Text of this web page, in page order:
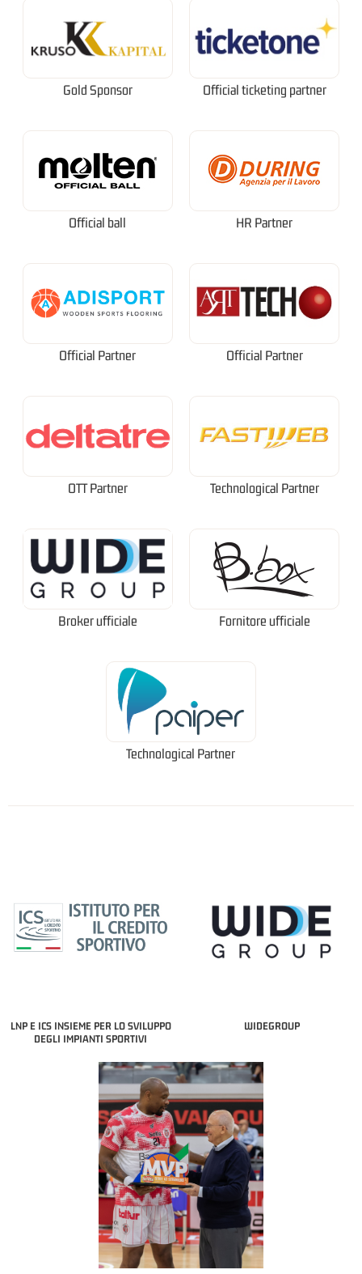
Gold Sponsor Official ticketing partner
Official ball HR Partner
Official Partner Official Partner
OTT Partner Technological Partner
Broker ufficiale Fornitore ufficiale
Technological Partner
LNP E ICS INSIEME PER LO SVILUPPO
DEGLI IMPIANTI SPORTIVI
WIDEGROUP